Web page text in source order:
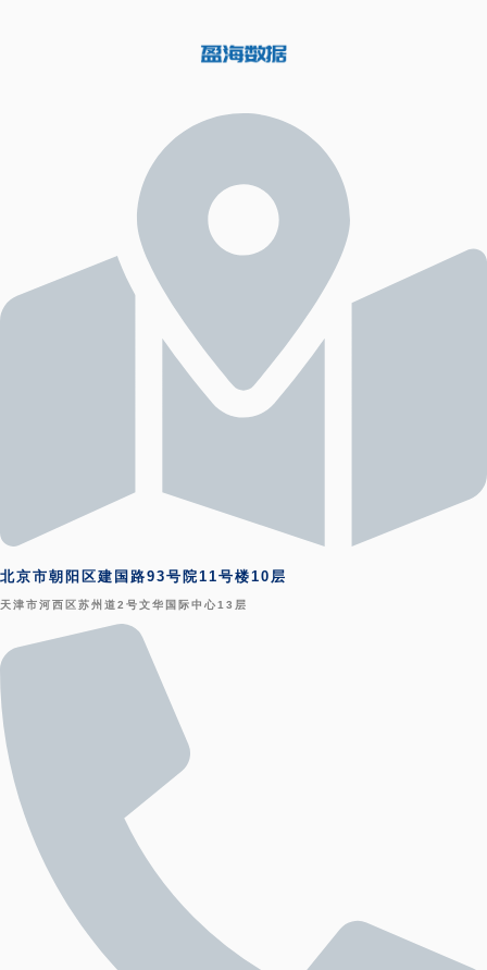
北京市朝阳区建国路93号院11号楼10层
天津市河西区苏州道2号文华国际中心13层